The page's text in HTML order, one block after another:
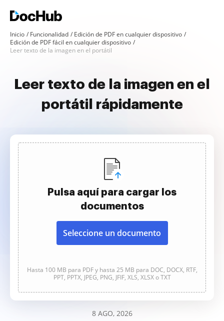
Inicio Funcionalidad
Edición de PDF en cualquier dispositivo
Edición de PDF fácil en cualquier dispositivo
Leer texto de la imagen en el portátil
Leer texto de la imagen en el
portátil rápidamente
Pulsa aquí para cargar los
documentos
Seleccione un documento
Hasta 100 MB para PDF y hasta 25 MB para DOC, DOCX, RTF,
PPT, PPTX, JPEG, PNG, JFIF, XLS, XLSX o TXT
8 AGO, 2026